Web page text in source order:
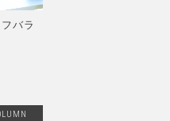
バラ